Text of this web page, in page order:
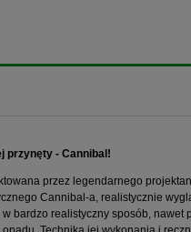
przynęty - Cannibal!
przez legendarnego
Cannibal-a, realistycznie
bardzo realistyczny sposób,